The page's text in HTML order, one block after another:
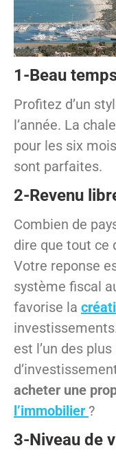
1-Beau
Profitez d’un
l’année. La
pour les six
sont parfaites.
2-Revenu
Combien de
dire que tout ce
Votre reponse
système fiscal
favorise la
est l’un des
acheter une
l’immobilier ?
3-Niveau de